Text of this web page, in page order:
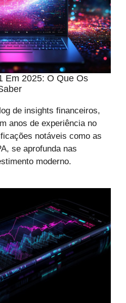
Em 2025: O Que Os
de insights financeiros,
anos de experiência no
notáveis como as
se aprofunda nas
moderno.